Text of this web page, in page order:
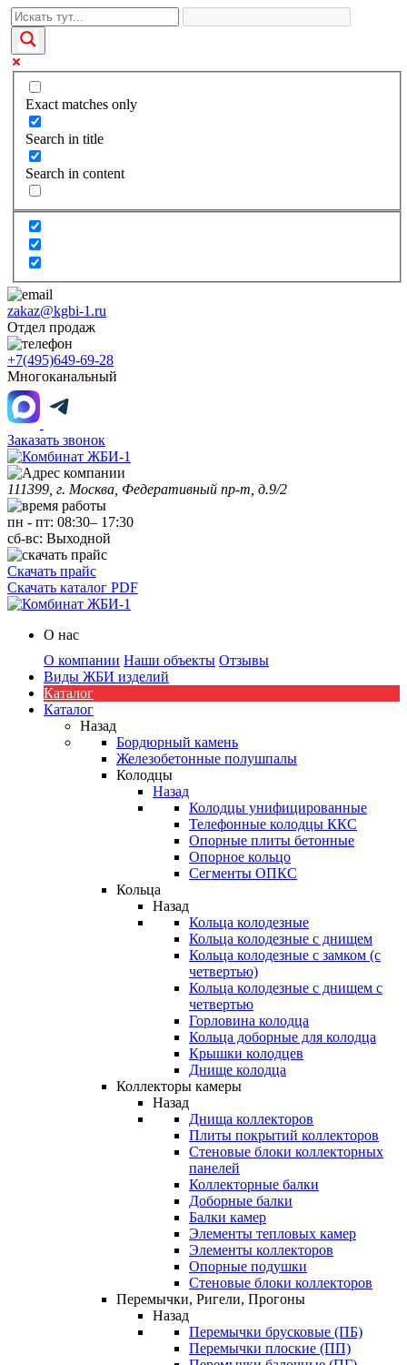
Exact matches only
Search in title
Search in content
zakaz@kgbi-1.ru
Отдел продаж
+7(495)649-69-28
Многоканальный
Заказать звонок
111399, г. Москва, Федеративный пр-т, д.9/2
пн - пт: 08:30– 17:30
сб-вс: Выходной
Скачать прайс
Скачать каталог PDF
О нас
О компании Наши объекты Отзывы
Виды ЖБИ изделий
Каталог
Каталог
Назад
Бордюрный камень
Железобетонные полушпалы
Колодцы
Назад
Колодцы унифицированные
Телефонные колодцы ККС
Опорные плиты бетонные
Опорное кольцо
Сегменты ОПКС
Кольца
Назад
Кольца колодезные
Кольца колодезные с днищем
Кольца колодезные с замком (с
четвертью)
Кольца колодезные с днищем с
четвертью
Горловина колодца
Кольца доборные для колодца
Крышки колодцев
Днище колодца
Коллекторы камеры
Назад
Днища коллекторов
Плиты покрытий коллекторов
Стеновые блоки коллекторных
панелей
Коллекторные балки
Доборные балки
Балки камер
Элементы тепловых камер
Элементы коллекторов
Опорные подушки
Стеновые блоки коллекторов
Перемычки, Ригели, Прогоны
Назад
Перемычки брусковые (ПБ)
Перемычки плоские (ПП)